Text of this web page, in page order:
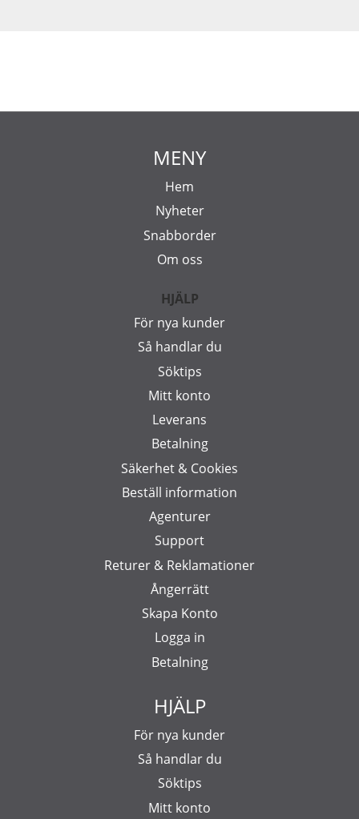
MENY
Hem
Nyheter
Snabborder
Om oss
HJÄLP
För nya kunder
Så handlar du
Söktips
Mitt konto
Leverans
Betalning
Säkerhet & Cookies
Beställ information
Agenturer
Support
Returer & Reklamationer
Ångerrätt
Skapa Konto
Logga in
Betalning
HJÄLP
För nya kunder
Så handlar du
Söktips
Mitt konto